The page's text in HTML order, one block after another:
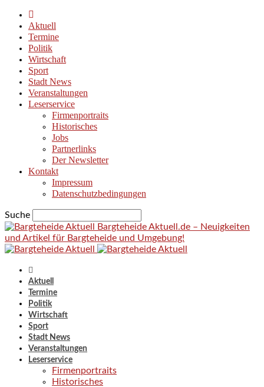
Aktuell
Termine
Politik
Wirtschaft
Sport
Stadt News
Veranstaltungen
Leserservice
Firmenportraits
Historisches
Jobs
Partnerlinks
Der Newsletter
Kontakt
Impressum
Datenschutzbedingungen
Suche
Bargteheide Aktuell.de – Neuigkeiten
und Artikel für Bargteheide und Umgebung!
Aktuell
Termine
Politik
Wirtschaft
Sport
Stadt News
Veranstaltungen
Leserservice
Firmenportraits
Historisches